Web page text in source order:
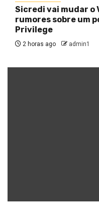
Sicredi vai mudar o
rumores sobre um
Privilege
2 horas ago admin1